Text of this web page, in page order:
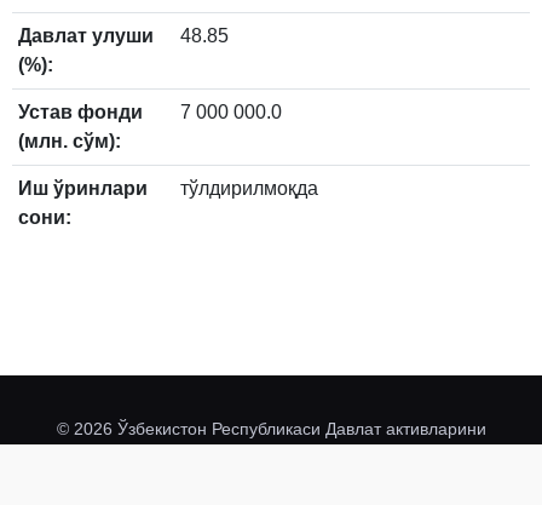
Давлат улуши
(%):
48.85
Устав фонди
(млн. сўм):
7 000 000.0
Иш ўринлари
сони:
тўлдирилмоқда
© 2026 Ўзбекистон Республикаси Давлат активларини